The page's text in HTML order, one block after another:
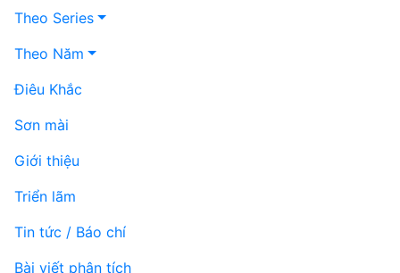
Theo Series
Theo Năm
Điêu Khắc
Sơn mài
Giới thiệu
Triển lãm
Tin tức / Báo chí
Bài viết phân tích